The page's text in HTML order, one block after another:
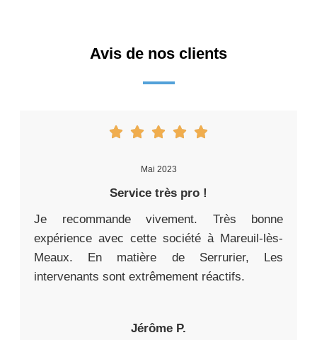
Avis de nos clients
Mai 2023
Service très pro !
Je recommande vivement. Très bonne
expérience avec cette société à Mareuil-lès-
Meaux. En matière de Serrurier, Les
intervenants sont extrêmement réactifs.
Jérôme P.